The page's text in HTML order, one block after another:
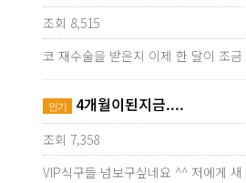
조회 8,515
코 재수술을 받은지 이제 한 달이 조
인기 4개월이된지금....
조회 7,358
VIP식구들 넘보구싶네요 ^^ 저에게